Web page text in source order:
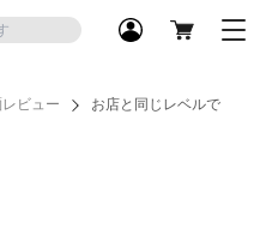
ビュー お店と同じレベルで